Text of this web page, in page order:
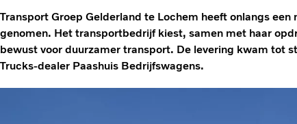
Transport Groep Gelderland te Lochem heeft onlangs
genomen. Het transportbedrijf kiest, samen met haar
bewust voor duurzamer transport. De levering kwam tot
Trucks-dealer Paashuis Bedrijfswagens.